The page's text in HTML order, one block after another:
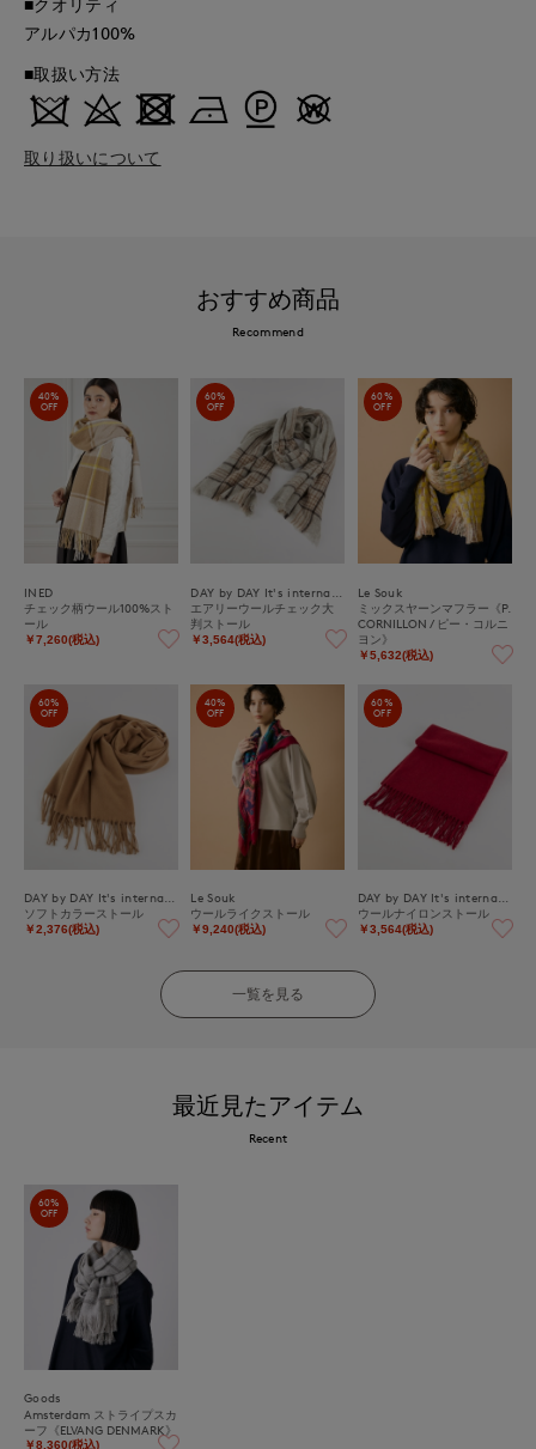
■クオリティ
アルパカ100%
■取扱い方法
取り扱いについて
おすすめ商品
Recommend
40%
OFF
INED
チェック柄ウール100%スト
ール
￥7,260(税込)
60%
OFF
エアリーウールチェック大
判ストール
￥3,564(税込)
60%
OFF
Le Souk
ミックスヤーンマフラー《P.
CORNILLON / ピー・コルニ
ヨン》
￥5,632(税込)
60%
OFF
ソフトカラーストール
￥2,376(税込)
40%
OFF
Le Souk
ウールライクストール
￥9,240(税込)
60%
OFF
ウールナイロンストール
￥3,564(税込)
一覧を見る
最近見たアイテム
Recent
60%
OFF
Goods
Amsterdam ストライプスカ
ーフ《ELVANG DENMARK》
￥8,360(税込)